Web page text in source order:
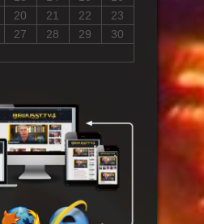
20 21 22
23
27 28 29
30